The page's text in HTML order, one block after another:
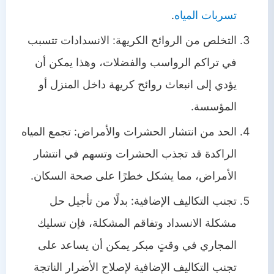
تسربات المياه.
التخلص من الروائح الكريهة: الانسدادات تتسبب
في تراكم الرواسب والفضلات، وهذا يمكن أن
يؤدي إلى انبعاث روائح كريهة داخل المنزل أو
المؤسسة.
الحد من انتشار الحشرات والأمراض: تجمع المياه
الراكدة قد تجذب الحشرات وتسهم في انتشار
الأمراض، مما يشكل خطرًا على صحة السكان.
تجنب التكاليف الإضافية: بدلًا من تأجيل حل
مشكلة الانسداد وتفاقم المشكلة، فإن تسليك
المجاري في وقتٍ مبكر يمكن أن يساعد على
تجنب التكاليف الإضافية لإصلاح الأضرار الناتجة